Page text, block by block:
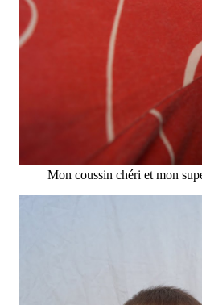
Mon coussin chéri et mon